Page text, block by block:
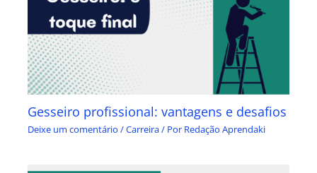
Gesseiro profissional: vantagens e desafios
Deixe um comentário /Carreira/ Por Redação Aprendaki